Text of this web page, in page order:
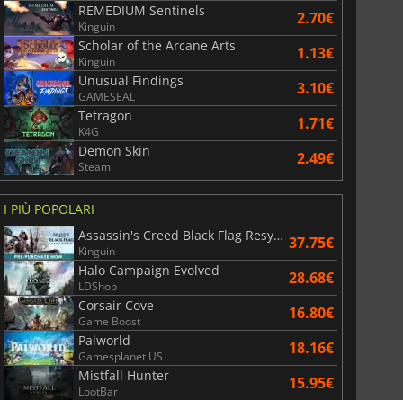
6.75
WARHAMMER 3
15.48
Lies Of P
REMEDIUM Sentinels
Kinguin 2.70€
Scholar of the Arcane Arts
Kinguin 1.13€
Unusual Findings
GAMESEAL 3.10€
Tetragon
K4G 1.71€
Demon Skin
Steam 2.49€
I PIÙ POPOLARI
Assassin's Creed Black Flag Resynced
Kinguin 37.75€
Halo Campaign Evolved
LDShop 28.68€
Corsair Cove
Game Boost 16.80€
Palworld
Gamesplanet US 18.16€
Mistfall Hunter
LootBar 15.95€